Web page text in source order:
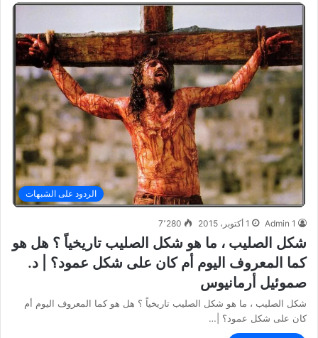
الردود على الشبهات
Admin 1 1 أكتوبر، 2015 7٬280
شكل الصليب ، ما هو شكل الصليب تاريخياً ؟ هل هو
كما المعروف اليوم أم كان على شكل عمود؟ | د.
صموئيل أرمانيوس
شكل الصليب ، ما هو شكل الصليب تاريخياً ؟ هل هو كما المعروف اليوم أم
كان على شكل عمود؟ |…